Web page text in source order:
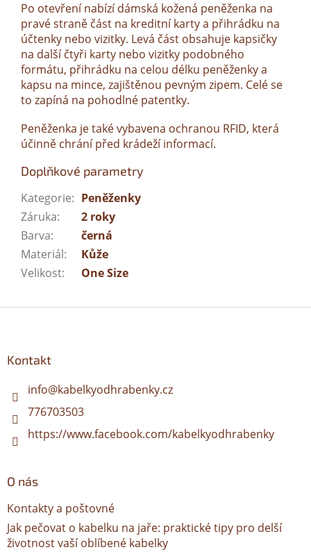
Po otevření nabízí dámská kožená peněženka na
pravé straně část na kreditní karty a přihrádku na
účtenky nebo vizitky. Levá část obsahuje kapsičky
na další čtyři karty nebo vizitky podobného
formátu, přihrádku na celou délku peněženky a
kapsu na mince, zajištěnou pevným zipem. Celé se
to zapíná na pohodlné patentky.
Peněženka je také vybavena ochranou RFID, která
účinně chrání před krádeží informací.
Doplňkové parametry
Kategorie: Peněženky
Záruka:
2 roky
Barva:
černá
Materiál:
Kůže
Velikost: One Size
Kontakt
info@kabelkyodhrabenky.cz
776703503
https://www.facebook.com/kabelkyodhrabenky
O nás
Kontakty a poštovné
Jak pečovat o kabelku na jaře: praktické tipy pro delší
životnost vaší oblíbené kabelky